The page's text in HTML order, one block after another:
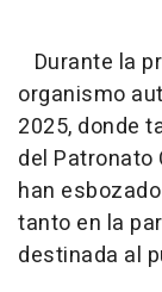
Durante la
organismo
2025, donde
del Patronato
han
tanto en la
destinada al